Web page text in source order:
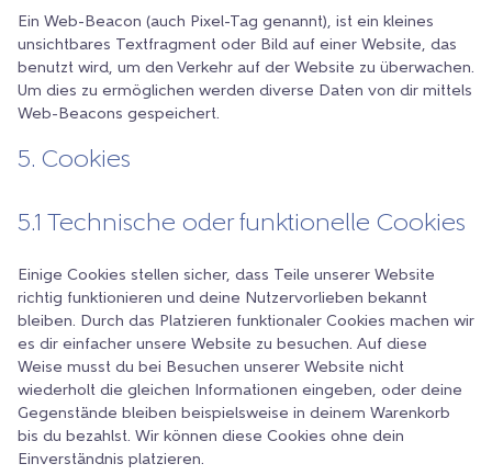
Ein Web-Beacon (auch Pixel-Tag genannt), ist ein kleines
unsichtbares Textfragment oder Bild auf einer Website, das
benutzt wird, um den Verkehr auf der Website zu überwachen.
Um dies zu ermöglichen werden diverse Daten von dir mittels
Web-Beacons gespeichert.
5. Cookies
5.1 Technische oder funktionelle Cookies
Einige Cookies stellen sicher, dass Teile unserer Website
richtig funktionieren und deine Nutzervorlieben bekannt
bleiben. Durch das Platzieren funktionaler Cookies machen wir
es dir einfacher unsere Website zu besuchen. Auf diese
Weise musst du bei Besuchen unserer Website nicht
wiederholt die gleichen Informationen eingeben, oder deine
Gegenstände bleiben beispielsweise in deinem Warenkorb
bis du bezahlst. Wir können diese Cookies ohne dein
Einverständnis platzieren.